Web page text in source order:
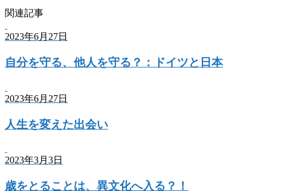
関連記事
2023年6月27日
自分を守る、他人を守る？：ドイツと日本
2023年6月27日
人生を変えた出会い
2023年3月3日
歳をとることは、異文化へ入る？！